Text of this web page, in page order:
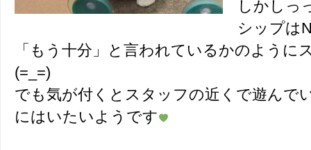
しかしっ
シップは
「もう十分」と言われているかのよう
(=_=)
でも気が付くとスタッフの近くで遊んで
にはいたいようです